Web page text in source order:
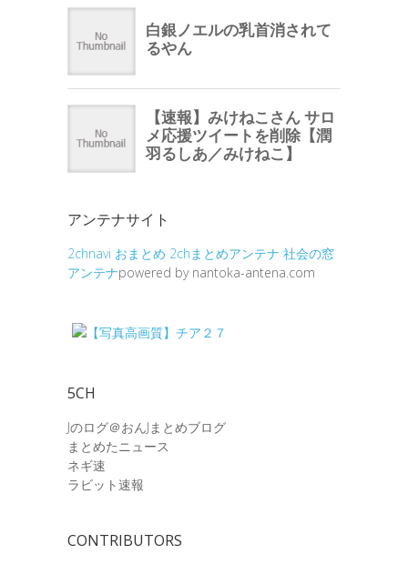
アンテナサイト
2chnavi おまとめ 2chまとめアンテナ 社会の窓
アンテナpowered by nantoka-antena.com
5CH
Jのログ＠おんJまとめブログ
まとめたニュース
ネギ速
ラビット速報
CONTRIBUTORS